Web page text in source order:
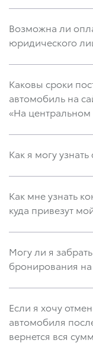
Возможна ли
юридического
Каковы сроки
автомобиль на
«На центральном
Как я могу узнать
Как мне узнать
куда привезут
Могу ли я
бронирования на
Если я хочу
автомобиля
вернется вся